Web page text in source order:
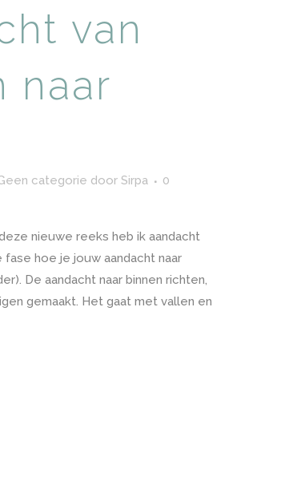
van
naar
categorie door Sirpa
0
nieuwe reeks heb ik aandacht
hoe je jouw aandacht naar
De aandacht naar binnen richten,
gemaakt. Het gaat met vallen en